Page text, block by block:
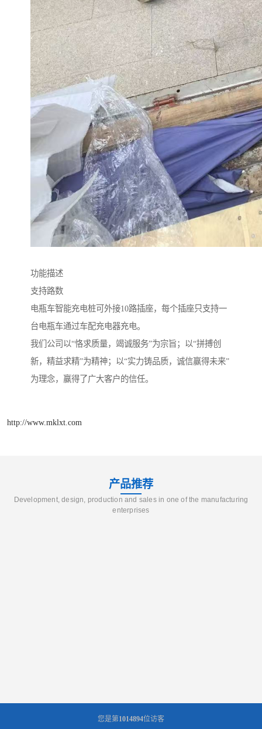
功能描述
支持路数
电瓶车智能充电桩可外接10路插座，每个插座只支持一
台电瓶车通过车配充电器充电。
我们公司以“恪求质量，竭诚服务”为宗旨；以“拼搏创
新，精益求精”为精神；以“实力铸品质，诚信赢得未来”
为理念，赢得了广大客户的信任。
http://www.mklxt.com
产品推荐
Development, design, production and sales in one of the manufacturing
enterprises
您是第1014894位访客